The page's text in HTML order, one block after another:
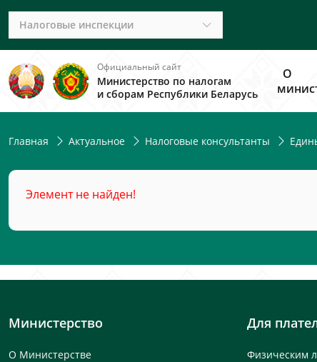
Налоговые инспекции
Официальный сайт
Министерство по налогам
и сборам Республики Беларусь
О
Главная Актуальное Налоговые консультанты
Элемент не найден!
Министерство
О Министерстве
Для
Физическим